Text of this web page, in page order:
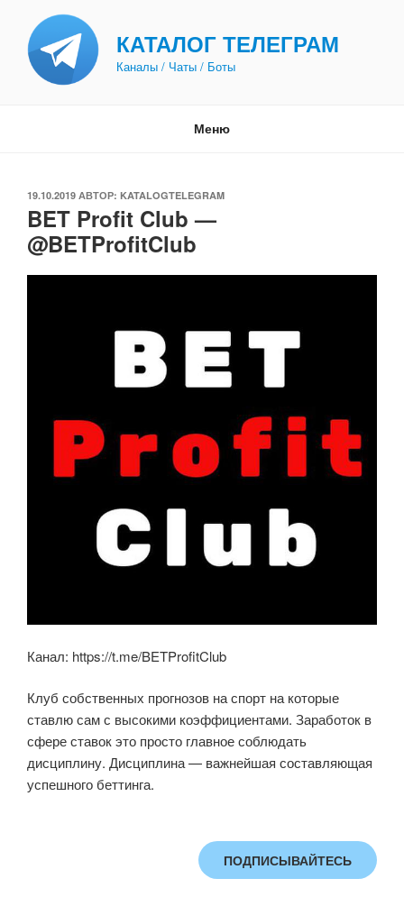
содержимому
КАТАЛОГ ТЕЛЕГРАМ
Каналы / Чаты / Боты
Меню
ОПУБЛИКОВАНО
19.10.2019 АВТОР: KATALOGTELEGRAM
BET Profit Club —
@BETProfitClub
Канал: https://t.me/BETProfitClub
Клуб собственных прогнозов на спорт на которые
ставлю сам с высокими коэффициентами. Заработок в
сфере ставок это просто главное соблюдать
дисциплину. Дисциплина — важнейшая составляющая
успешного беттинга.
ПОДПИСЫВАЙТЕСЬ